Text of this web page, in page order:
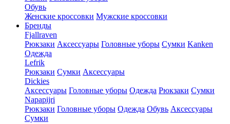
Обувь
Женские кроссовки Мужские кроссовки
Бренды
Fjallraven
Рюкзаки Аксессуары Головные уборы Сумки Kanken
Одежда
Lefrik
Рюкзаки Сумки Аксессуары
Dickies
Аксессуары Головные уборы Одежда Рюкзаки Сумки
Napapijri
Рюкзаки Головные уборы Одежда Обувь Аксессуары
Сумки